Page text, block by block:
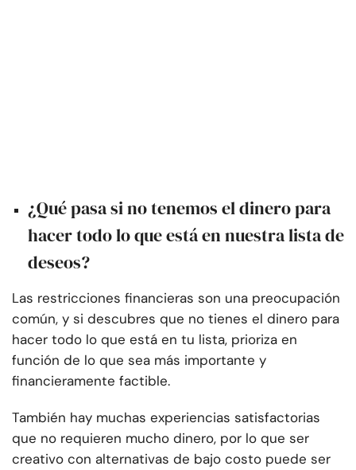
¿Qué pasa si no tenemos el dinero para
hacer todo lo que está en nuestra lista de
deseos?
Las restricciones financieras son una preocupación
común, y si descubres que no tienes el dinero para
hacer todo lo que está en tu lista, prioriza en
función de lo que sea más importante y
financieramente factible.
También hay muchas experiencias satisfactorias
que no requieren mucho dinero, por lo que ser
creativo con alternativas de bajo costo puede ser